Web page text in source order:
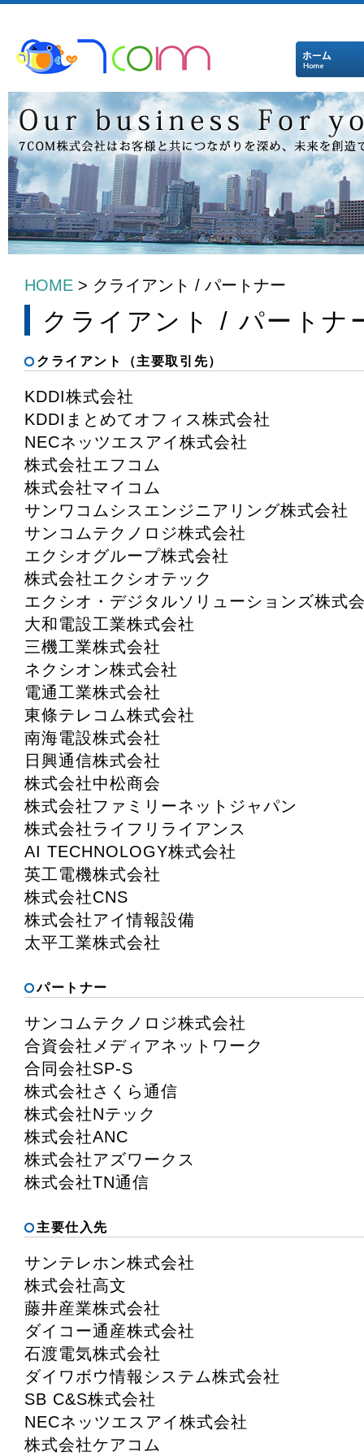
HOME > クライアント / パートナー
クライアント / パートナ
クライアント（主要取引先）
KDDI株式会社
KDDIまとめてオフィス株式会社
NECネッツエスアイ株式会社
株式会社エフコム
株式会社マイコム
サンワコムシスエンジニアリング株式会社
サンコムテクノロジ株式会社
エクシオグループ株式会社
株式会社エクシオテック
エクシオ・デジタルソリューションズ株式
大和電設工業株式会社
三機工業株式会社
ネクシオン株式会社
電通工業株式会社
東條テレコム株式会社
南海電設株式会社
日興通信株式会社
株式会社中松商会
株式会社ファミリーネットジャパン
株式会社ライフリライアンス
AI TECHNOLOGY株式会社
英工電機株式会社
株式会社CNS
株式会社アイ情報設備
太平工業株式会社
パートナー
サンコムテクノロジ株式会社
合資会社メディアネットワーク
合同会社SP-S
株式会社さくら通信
株式会社Nテック
株式会社ANC
株式会社アズワークス
株式会社TN通信
主要仕入先
サンテレホン株式会社
株式会社高文
藤井産業株式会社
ダイコー通産株式会社
石渡電気株式会社
ダイワボウ情報システム株式会社
SB C&S株式会社
NECネッツエスアイ株式会社
株式会社ケアコム